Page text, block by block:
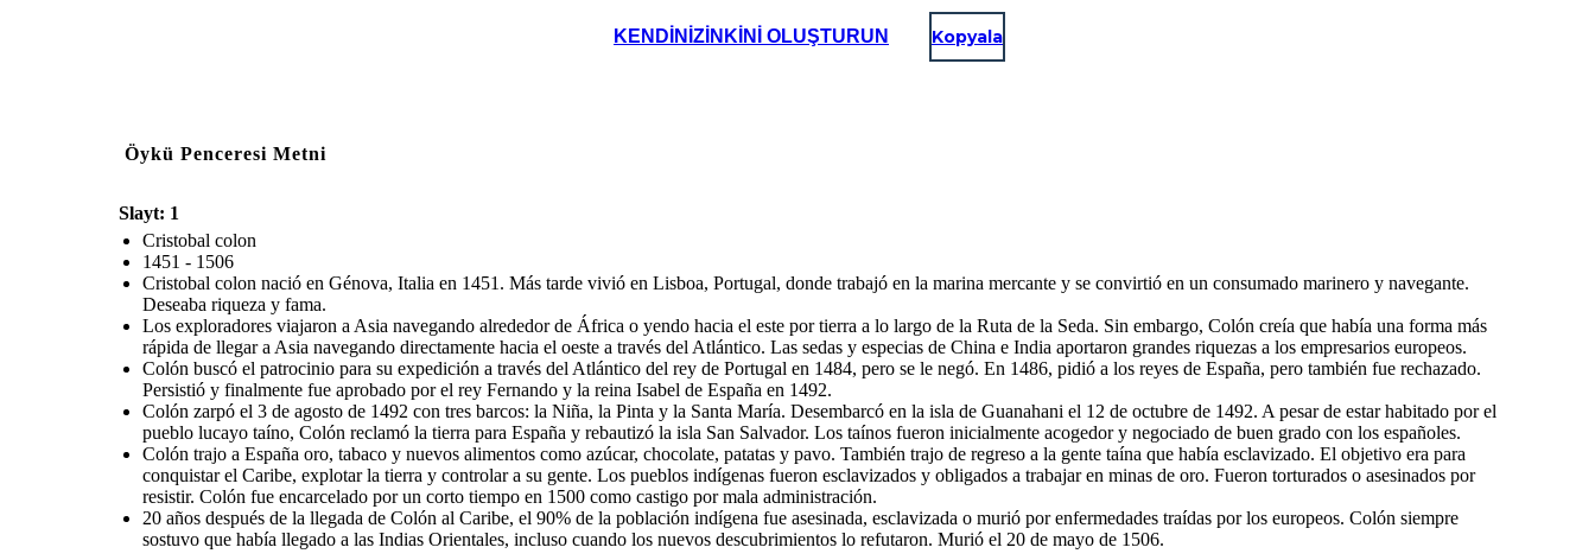
KENDINIZINKINI OLUŞTURUN Kopyala
Öykü Penceresi Metni
Slayt: 1
Cristobal colon
1451 - 1506
Cristobal colon nació en Génova, Italia en 1451. Más tarde vivió en Lisboa, Portugal, donde trabajó en la marina mercante y se convirtió en un consumado marinero y navegante.
Deseaba riqueza y fama.
Los exploradores viajaron a Asia navegando alrededor de África o yendo hacia el este por tierra a lo largo de la Ruta de la Seda. Sin embargo, Colón creía que había una forma más
rápida de llegar a Asia navegando directamente hacia el oeste a través del Atlántico. Las sedas y especias de China e India aportaron grandes riquezas a los empresarios europeos.
Colón buscó el patrocinio para su expedición a través del Atlántico del rey de Portugal en 1484, pero se le negó. En 1486, pidió a los reyes de España, pero también fue rechazado.
Persistió y finalmente fue aprobado por el rey Fernando y la reina Isabel de España en 1492.
Colón zarpó el 3 de agosto de 1492 con tres barcos: la Niña, la Pinta y la Santa María. Desembarcó en la isla de Guanahani el 12 de octubre de 1492. A pesar de estar habitado por el
pueblo lucayo taíno, Colón reclamó la tierra para España y rebautizó la isla San Salvador. Los taínos fueron inicialmente acogedor y negociado de buen grado con los españoles.
Colón trajo a España oro, tabaco y nuevos alimentos como azúcar, chocolate, patatas y pavo. También trajo de regreso a la gente taína que había esclavizado. El objetivo era para
conquistar el Caribe, explotar la tierra y controlar a su gente. Los pueblos indígenas fueron esclavizados y obligados a trabajar en minas de oro. Fueron torturados o asesinados por
resistir. Colón fue encarcelado por un corto tiempo en 1500 como castigo por mala administración.
20 años después de la llegada de Colón al Caribe, el 90% de la población indígena fue asesinada, esclavizada o murió por enfermedades traídas por los europeos. Colón siempre
sostuvo que había llegado a las Indias Orientales, incluso cuando los nuevos descubrimientos lo refutaron. Murió el 20 de mayo de 1506.